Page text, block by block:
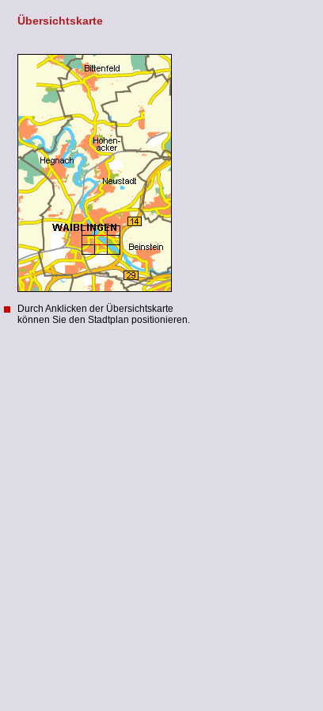
Übersichtskarte
Durch Anklicken der Übersichtskarte
können Sie den Stadtplan positionieren.